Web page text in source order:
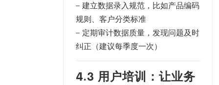
– 建立数据录入规范，比如产品编码
规则、客户分类标准
– 定期审计数据质量，发现问题及时
纠正（建议每季度一次）
4.3 用户培训：让业务